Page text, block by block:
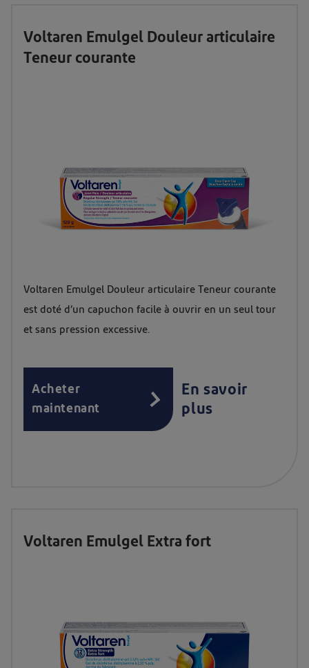
Voltaren Emulgel Douleur articulaire
Teneur courante
Voltaren Emulgel Douleur articulaire Teneur courante
est doté d’un capuchon facile à ouvrir en un seul tour
et sans pression excessive.
Acheter
maintenant
En savoir
plus
Voltaren Emulgel Extra fort